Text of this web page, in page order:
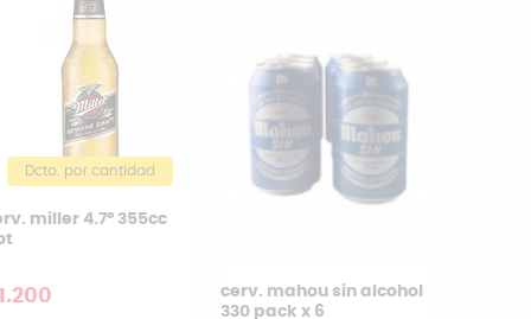
Dcto. por cantidad
miller 4.7º 355cc
cerv. mahou sin alcohol
330 pack x 6